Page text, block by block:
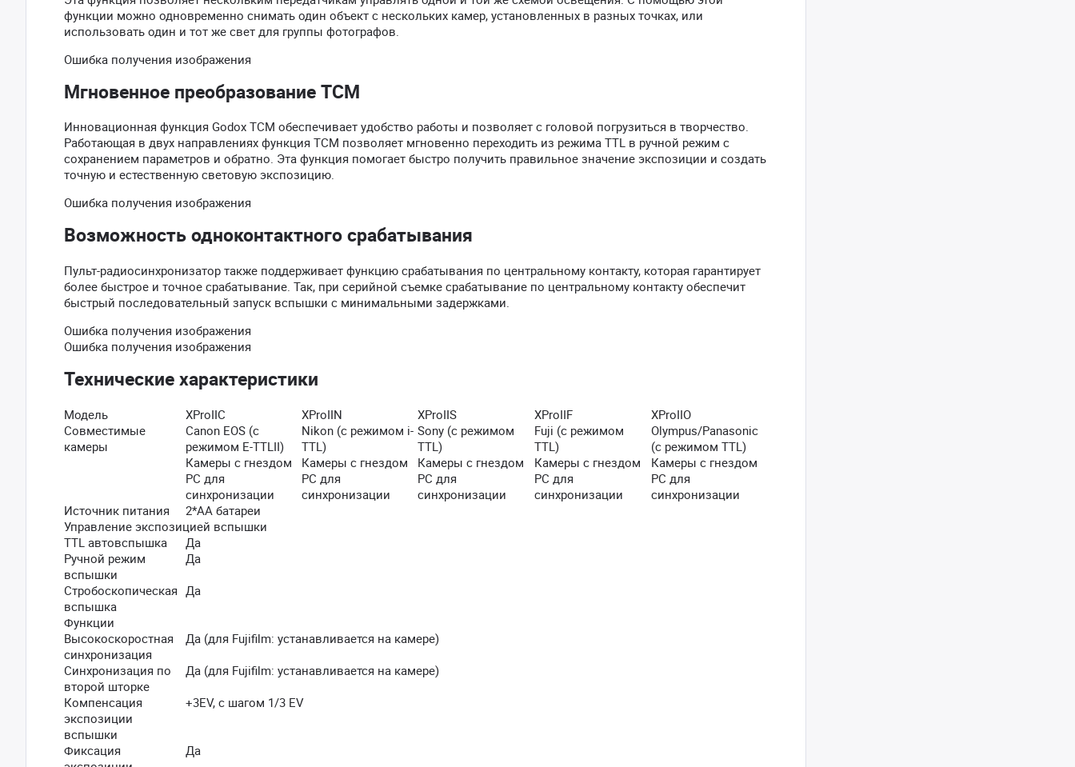
функции можно одновременно снимать один объект с нескольких камер, установленных в разных точках, или
использовать один и тот же свет для группы фотографов.
Ошибка получения изображения
Мгновенное преобразование TCM
Инновационная функция Godox TCM обеспечивает удобство работы и позволяет с головой погрузиться в творчество.
Работающая в двух направлениях функция TCM позволяет мгновенно переходить из режима TTL в ручной режим с
сохранением параметров и обратно. Эта функция помогает быстро получить правильное значение экспозиции и создать
точную и естественную световую экспозицию.
Ошибка получения изображения
Возможность одноконтактного срабатывания
Пульт-радиосинхронизатор также поддерживает функцию срабатывания по центральному контакту, которая гарантирует
более быстрое и точное срабатывание. Так, при серийной съемке срабатывание по центральному контакту обеспечит
быстрый последовательный запуск вспышки с минимальными задержками.
Ошибка получения изображения
Ошибка получения изображения
Технические характеристики
Модель XProIIC XProIIN XProIIS XProIIF
XProIIO
Совместимые
камеры
Canon EOS (с
режимом E-TTLII)
Камеры с гнездом
PC для
синхронизации
Nikon (с режимом i-
TTL)
Камеры с гнездом
PC для
синхронизации
Sony (с режимом
TTL)
Камеры с гнездом
PC для
синхронизации
Fuji (с режимом
TTL)
Камеры с гнездом
PC для
синхронизации
Olympus/Panasonic
(с режимом TTL)
Камеры с гнездом
PC для
синхронизации
Источник питания
2*АА батареи
Управление экспозицией вспышки
TTL автовспышка
Да
Ручной режим
вспышки
Да
Стробоскопическая
вспышка
Да
Функции
Высокоскоростная
синхронизация
Да (для Fujifilm: устанавливается на камере)
Синхронизация по
второй шторке
Да (для Fujifilm: устанавливается на камере)
Компенсация
экспозиции
вспышки
+3EV, с шагом 1/3 EV
Фиксация
Да